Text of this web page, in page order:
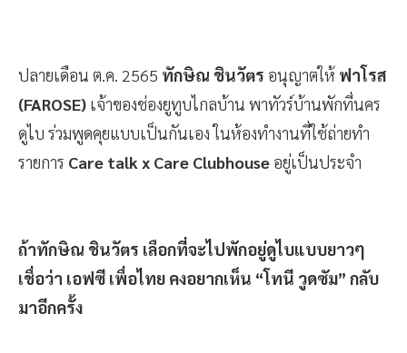
ปลายเดือน ต.ค. 2565 ทักษิณ ชินวัตร อนุญาตให้ ฟาโรส
(FAROSE) เจ้าของช่องยูทูบไกลบ้าน พาทัวร์บ้านพักที่นคร
ดูไบ ร่วมพูดคุยแบบเป็นกันเอง ในห้องทำงานที่ใช้ถ่ายทำ
รายการ Care talk x Care Clubhouse อยู่เป็นประจำ
ถ้าทักษิณ ชินวัตร เลือกที่จะไปพักอยู่ดูไบแบบยาวๆ
เชื่อว่า เอฟซี เพื่อไทย คงอยากเห็น “โทนี วูดซัม” กลับ
มาอีกครั้ง